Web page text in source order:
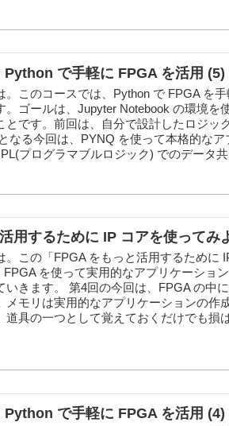
Python で手軽に FPGA を活用 (5)
。このコースでは、Python で FPGA を
。ゴールは、Jupyter Notebook の環境を
とです。前回は、自分で設計したロジッ
なる今回は、PYNQ を使って本格的な
プログラマブルロジック) でのデータ
用するために IP コアを使ってみ
。この「FPGA をもっと活用するために
FPGA を使って実用的なアプリケーショ
いきます。 第4回の今回は、FPGA の中
メモリは実用的なアプリケーションの作
道具の一つとして覚えておくだけでも損
Python で手軽に FPGA を活用 (4)